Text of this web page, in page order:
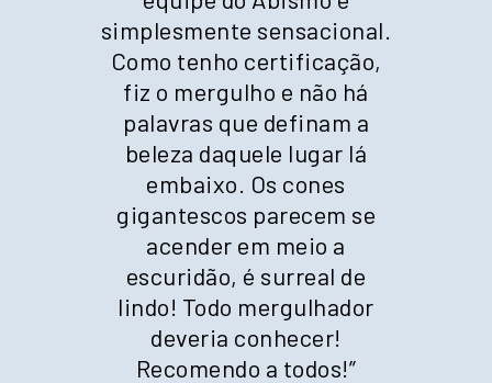
simplesmente sensacional.
Como tenho certificação,
fiz o mergulho e não há
palavras que definam a
beleza daquele lugar lá
embaixo. Os cones
gigantescos parecem se
acender em meio a
escuridão, é surreal de
lindo! Todo mergulhador
deveria conhecer!
Recomendo a todos!”